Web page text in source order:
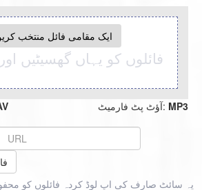
ایک مقامی فائل منتخب
فائلوں کو یہاں گھسیٹیں
آؤٹ پٹ فارمیٹ: MP3